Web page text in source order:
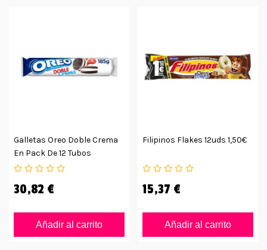
Galletas Oreo Doble Crema
En Pack De 12 Tubos
30,82 €
Añadir al carrito
Filipinos Flakes 12uds 1,50€
15,37 €
Añadir al carrito